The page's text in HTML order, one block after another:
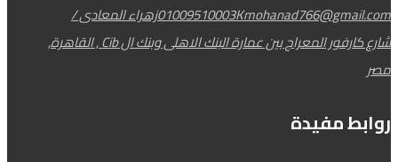
01009510003Kmohanad766@gmail.com
زهراء المعادى /
شارع كارفور المعراج بين عمارة البنك الاهلى وبنك ال Cib , القاهرة,
مصر
روابط مفيدة